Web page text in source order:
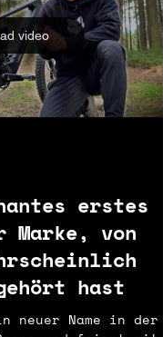
wurde bewusst
Resultat ist ein
sowohl optisch als
deutlich von
unte
video
erstes
Marke, von
hast
neuer Name in der